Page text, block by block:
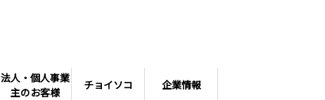
法人・個人事業
主のお客様
チョイソコ 企業情報